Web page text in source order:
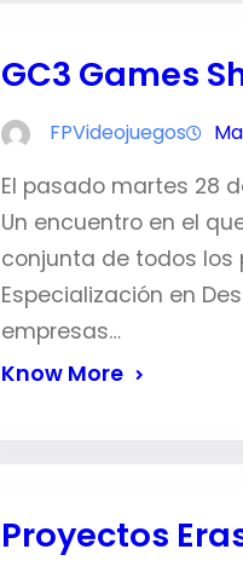
GC3 Games
FPVideojuegos
El pasado martes 28
Un encuentro en el
conjunta de todos los
Especialización en
empresas…
Know More
Proyectos